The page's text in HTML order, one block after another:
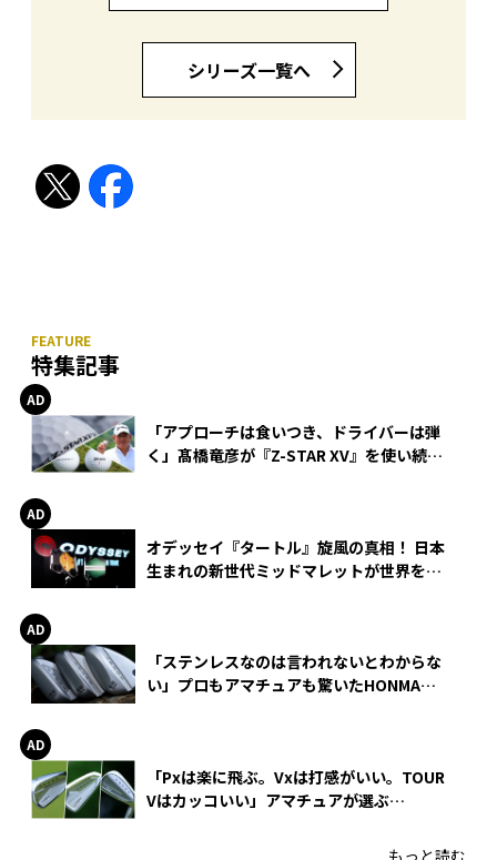
シリーズ一覧へ
特集記事
「アプローチは食いつき、ドライバーは弾
く」髙橋竜彦が『Z-STAR XV』を使い続け
オデッセイ『タートル』旋風の真相！ 日本
生まれの新世代ミッドマレットが世界を席
「ステンレスなのは言われないとわからな
い」プロもアマチュアも驚いたHONMA
「Pxは楽に飛ぶ。Vxは打感がいい。TOUR
Vはカッコいい」アマチュアが選ぶ